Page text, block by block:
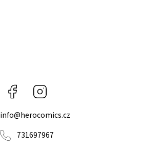
Facebook
info@herocomics.cz
731697967